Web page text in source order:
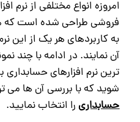
امروزه انواع مختلفی از نرم
فروشی طراحی شده است که
به کاربردهای هر یک از این
آن نمایند. در ادامه با چند
ترین نرم افزارهای
شوید که با بررسی آن ها می
حسابداریرا انتخاب نمایید.